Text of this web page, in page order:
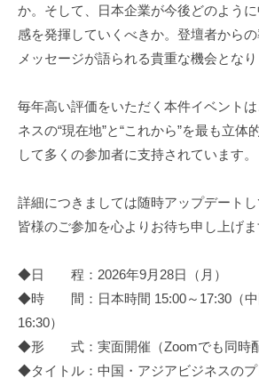
p
o
か。そして、日本企業が今後どのよう
感を発揮していくべきか。登壇者から
メッセージが語られる貴重な機会となり
毎年高い評価をいただく本件イベント
ネスの“現在地”と“これから”を最も立体
して多くの参加者に支持されています。
詳細につきましては随時アップデートし
皆様のご参加を心よりお待ち申し上げま
◆日 程：2026年9月28日（月）
◆時 間：日本時間 15:00～17:30（中
16:30）
◆形 式：実面開催（Zoomでも同時配
◆タイトル：中国・アジアビジネスのプ